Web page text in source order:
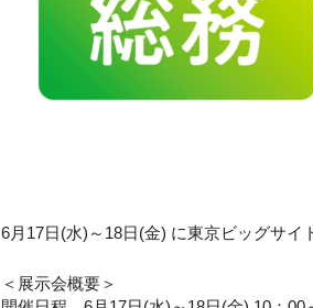
6月17日(水)～18日(金) に東京ビッグサイ
＜展示会概要＞